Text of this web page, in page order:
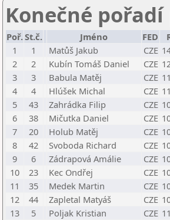
Konečné
Poř.St.č. Jméno FED
1
1 Matůš Jakub CZE
2
2 Kubín Tomáš Daniel CZE
3
3 Babula Matěj CZE
4
4 Hlúšek Michal CZE
5
43 Zahrádka Filip CZE
6
38 Mičutka Daniel CZE
7
20 Holub Matěj CZE
8
42 Svoboda Richard CZE
9
6 Zádrapová Amálie CZE
10
23 Kec Ondřej CZE
11
35 Medek Martin CZE
12
44 Zapletal Matyáš CZE
13
5 Poljak Kristian CZE